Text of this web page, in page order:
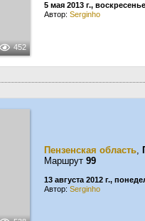
452
5 мая 2013 г., воскресенье
Автор: Serginho
Пензенская область,
Маршрут 99
13 августа 2012 г.,
Автор: Serginho